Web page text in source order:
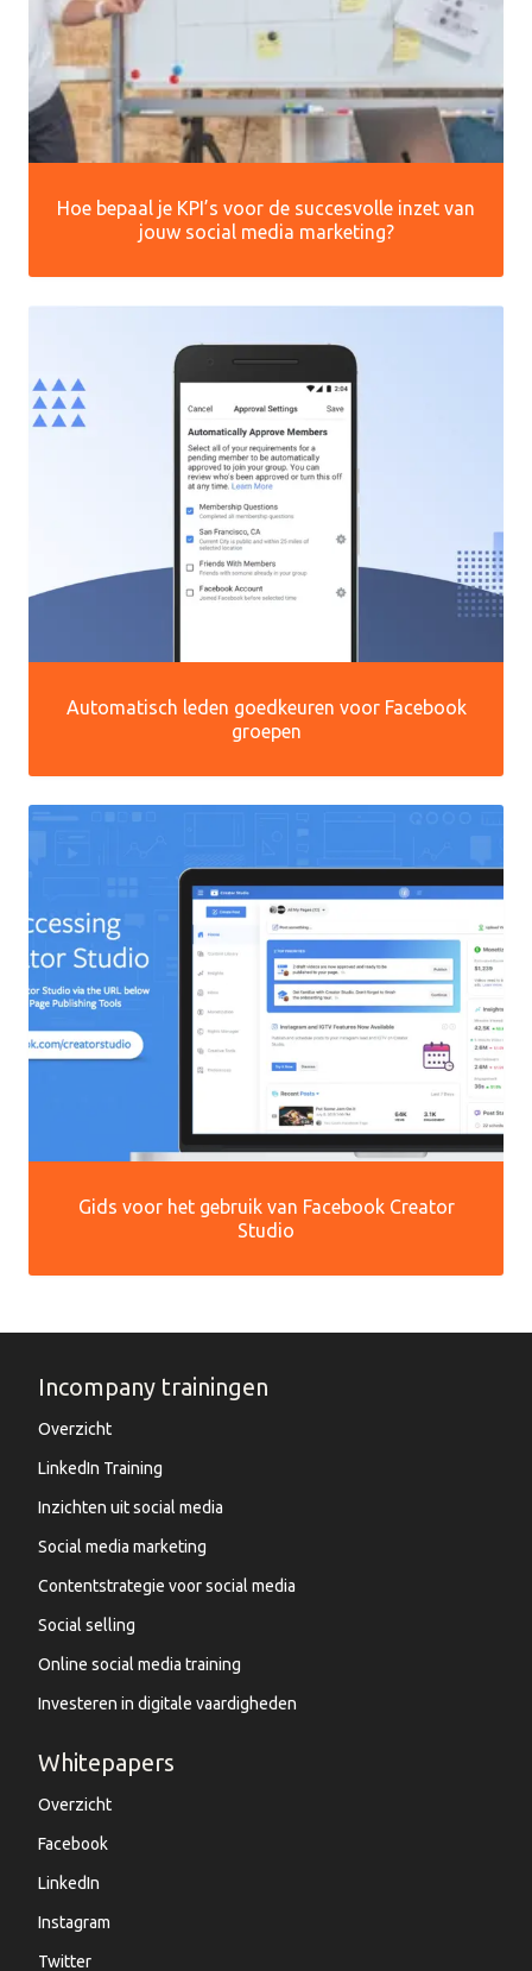
Hoe bepaal je KPI’s voor de succesvolle inzet van
jouw social media marketing?
Automatisch leden goedkeuren voor Facebook
groepen
Gids voor het gebruik van Facebook Creator
Studio
Incompany trainingen
Overzicht
LinkedIn Training
Inzichten uit social media
Social media marketing
Contentstrategie voor social media
Social selling
Online social media training
Investeren in digitale vaardigheden
Whitepapers
Overzicht
Facebook
LinkedIn
Instagram
Twitter